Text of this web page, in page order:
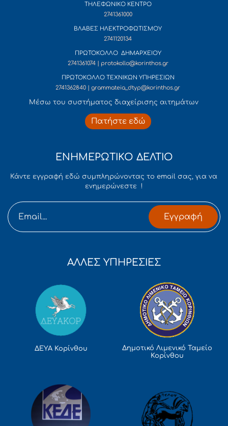
ΤΗΛΕΦΩΝΙΚΟ ΚΕΝΤΡΟ
2741361000
ΒΛΑΒΕΣ ΗΛΕΚΤΡΟΦΩΤΙΣΜΟΥ
2741120134
ΠΡΩΤΟΚΟΛΛΟ ΔΗΜΑΡΧΕΙΟΥ
2741361074 | protokollo@korinthos.gr
ΠΡΩΤΟΚΟΛΛΟ ΤΕΧΝΙΚΩΝ ΥΠΗΡΕΣΙΩΝ
2741362840 | grammateia_dtyp@korinthos.gr
Mέσω του συστήματος διαχείρισης αιτημάτων
Πατήστε εδώ
ΕΝΗΜΕΡΩΤΙΚΟ ΔΕΛΤΙΟ
Κάντε εγγραφή εδώ συμπληρώνοντας το email σας, για να
ενημερώνεστε !
Εγγραφή
ΑΛΛΕΣ ΥΠΗΡΕΣΙΕΣ
ΔΕΥΑ Κορίνθου
Δημοτικό Λιμενικό Ταμείο
Κορίνθου